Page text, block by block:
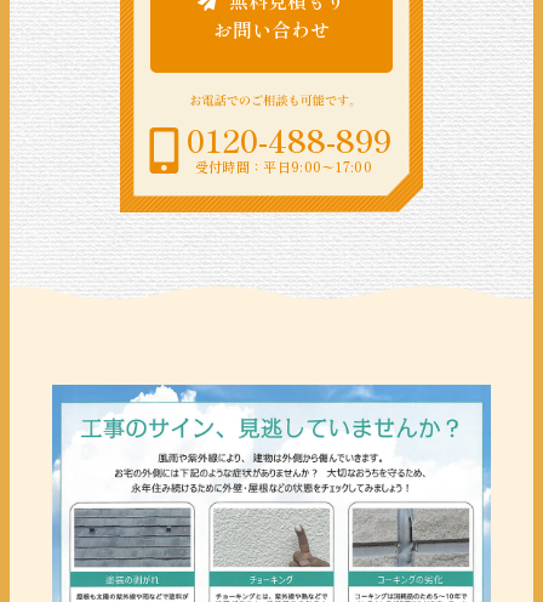
お問い合わせ
0120-488-899
受付時間：平日9:00〜17:00